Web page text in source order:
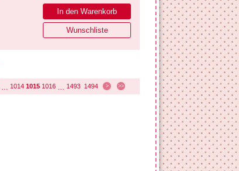
… 1014 1015 1016 … 1493 1494 > >>